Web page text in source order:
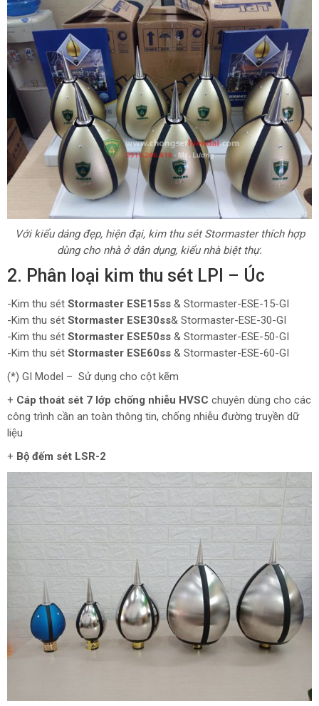
Với kiểu dáng đẹp, hiện đại, kim thu sét Stormaster thích hợp
dùng cho nhà ở dân dụng, kiểu nhà biệt thự.
2. Phân loại kim thu sét LPI – Úc
-Kim thu sét Stormaster ESE15ss & Stormaster-ESE-15-GI
-Kim thu sét Stormaster ESE30ss& Stormaster-ESE-30-GI
-Kim thu sét Stormaster ESE50ss & Stormaster-ESE-50-GI
-Kim thu sét Stormaster ESE60ss & Stormaster-ESE-60-GI
(*) GI Model – Sử dụng cho cột kẽm
+ Cáp thoát sét 7 lớp chống nhiễu HVSC chuyên dùng cho các
công trình cần an toàn thông tin, chống nhiễu đường truyền dữ
liệu
+ Bộ đếm sét LSR-2